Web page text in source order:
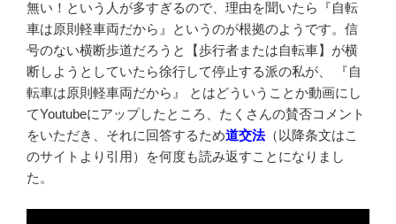
無い！という人が多すぎるので、理由を聞いたら『自転
車は原則軽車両だから』というのが根拠のようです。信
号のない横断歩道だろうと【歩行者または自転車】が横
断しようとしていたら徐行して停止する派の私が、 『自
転車は原則軽車両だから』 とはどういうことか動画にし
てYoutubeにアップしたところ、たくさんの賛否コメント
をいただき、それに回答するため道交法（以降条文はこ
のサイトより引用）を何度も読み返すことになりまし
た。